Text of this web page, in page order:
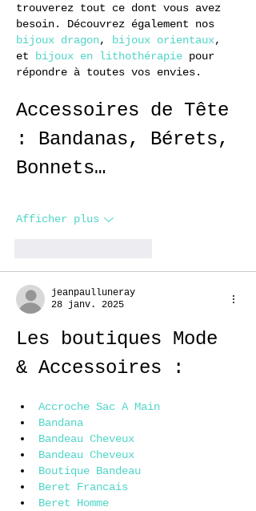
trouverez tout ce dont vous avez
besoin. Découvrez également nos
bijoux dragon, bijoux orientaux,
et
bijoux en lithothérapie pour
répondre à toutes vos envies.
Accessoires de Tête
: Bandanas, Bérets,
Bonnets…
Afficher plus
jeanpaulluneray
28 janv. 2025
Les boutiques Mode
& Accessoires :
Accroche Sac A Main
Bandana
Bandeau Cheveux
Bandeau Cheveux
Boutique Bandeau
Beret Francais
Beret Homme